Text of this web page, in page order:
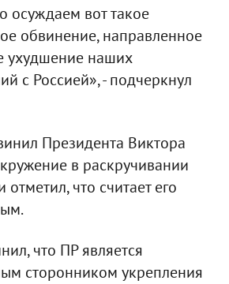
осуждаем вот такое
обвинение, направленное
ухудшение наших
с Россией», - подчеркнул
Президента Виктора
в раскручивании
отметил, что считает его
что ПР является
сторонником укрепления